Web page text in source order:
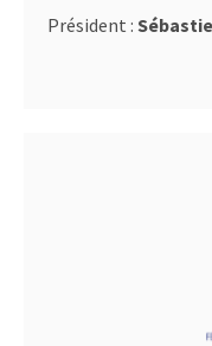
Président :